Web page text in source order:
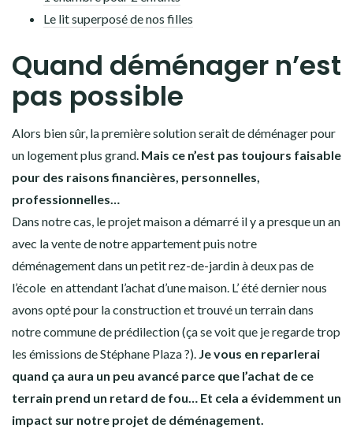
Le lit superposé de nos filles
Quand déménager n’est
pas possible
Alors bien sûr, la première solution serait de déménager pour
un logement plus grand. Mais ce n’est pas toujours faisable
pour des raisons financières, personnelles,
professionnelles…
Dans notre cas, le projet maison a démarré il y a presque un an
avec la vente de notre appartement puis notre
déménagement dans un petit rez-de-jardin à deux pas de
l’école en attendant l’achat d’une maison. L’ été dernier nous
avons opté pour la construction et trouvé un terrain dans
notre commune de prédilection (ça se voit que je regarde trop
les émissions de Stéphane Plaza ?). Je vous en reparlerai
quand ça aura un peu avancé parce que l’achat de ce
terrain prend un retard de fou… Et cela a évidemment un
impact sur notre projet de déménagement.